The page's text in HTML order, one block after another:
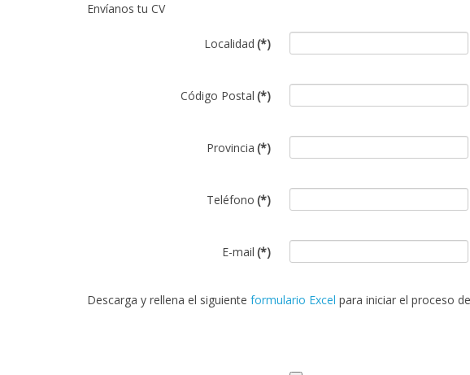
Envíanos tu CV
Localidad (*)
Código Postal (*)
Provincia (*)
Teléfono (*)
E-mail (*)
Descarga y rellena el siguiente formulario Excel para iniciar el proceso